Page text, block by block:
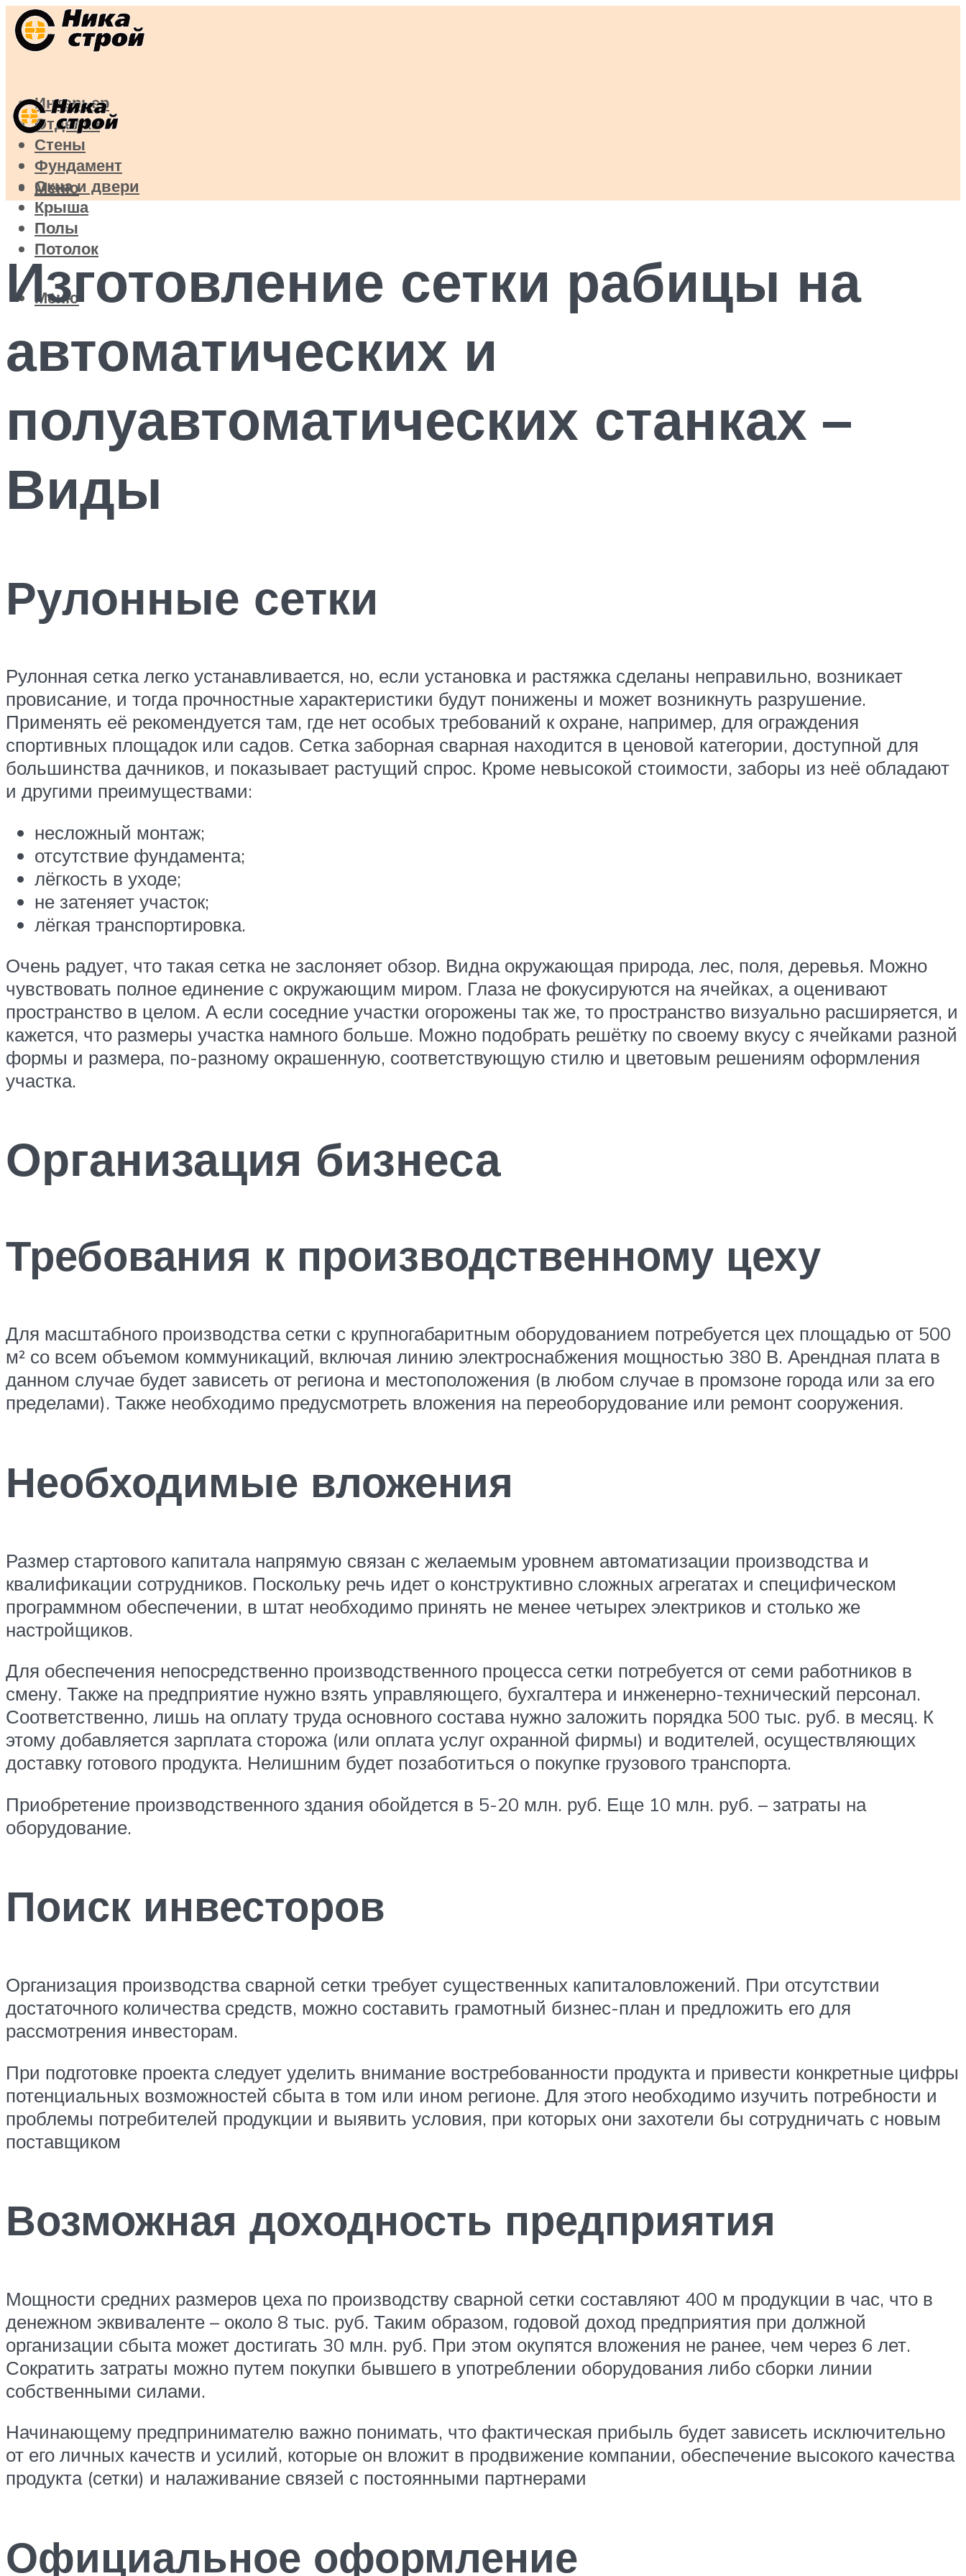
Интерьер
Отделка
Стены
Фундамент
Окна и двери
Крыша
Полы
Потолок
Меню
Меню
Изготовление сетки рабицы на
автоматических и
полуавтоматических станках –
Виды
Рулонные сетки
Рулонная сетка легко устанавливается, но, если установка и растяжка сделаны неправильно, возникает
провисание, и тогда прочностные характеристики будут понижены и может возникнуть разрушение.
Применять её рекомендуется там, где нет особых требований к охране, например, для ограждения
спортивных площадок или садов. Сетка заборная сварная находится в ценовой категории, доступной для
большинства дачников, и показывает растущий спрос. Кроме невысокой стоимости, заборы из неё обладают
и другими преимуществами:
несложный монтаж;
отсутствие фундамента;
лёгкость в уходе;
не затеняет участок;
лёгкая транспортировка.
Очень радует, что такая сетка не заслоняет обзор. Видна окружающая природа, лес, поля, деревья. Можно
чувствовать полное единение с окружающим миром. Глаза не фокусируются на ячейках, а оценивают
пространство в целом. А если соседние участки огорожены так же, то пространство визуально расширяется, и
кажется, что размеры участка намного больше. Можно подобрать решётку по своему вкусу с ячейками разной
формы и размера, по-разному окрашенную, соответствующую стилю и цветовым решениям оформления
участка.
Организация бизнеса
Требования к производственному цеху
Для масштабного производства сетки с крупногабаритным оборудованием потребуется цех площадью от 500
м² со всем объемом коммуникаций, включая линию электроснабжения мощностью 380 В. Арендная плата в
данном случае будет зависеть от региона и местоположения (в любом случае в промзоне города или за его
пределами). Также необходимо предусмотреть вложения на переоборудование или ремонт сооружения.
Необходимые вложения
Размер стартового капитала напрямую связан с желаемым уровнем автоматизации производства и
квалификации сотрудников. Поскольку речь идет о конструктивно сложных агрегатах и специфическом
программном обеспечении, в штат необходимо принять не менее четырех электриков и столько же
настройщиков.
Для обеспечения непосредственно производственного процесса сетки потребуется от семи работников в
смену. Также на предприятие нужно взять управляющего, бухгалтера и инженерно-технический персонал.
Соответственно, лишь на оплату труда основного состава нужно заложить порядка 500 тыс. руб. в месяц. К
этому добавляется зарплата сторожа (или оплата услуг охранной фирмы) и водителей, осуществляющих
доставку готового продукта. Нелишним будет позаботиться о покупке грузового транспорта.
Приобретение производственного здания обойдется в 5-20 млн. руб. Еще 10 млн. руб. – затраты на
оборудование.
Поиск инвесторов
Организация производства сварной сетки требует существенных капиталовложений. При отсутствии
достаточного количества средств, можно составить грамотный бизнес-план и предложить его для
рассмотрения инвесторам.
При подготовке проекта следует уделить внимание востребованности продукта и привести конкретные цифры
потенциальных возможностей сбыта в том или ином регионе. Для этого необходимо изучить потребности и
проблемы потребителей продукции и выявить условия, при которых они захотели бы сотрудничать с новым
поставщиком
Возможная доходность предприятия
Мощности средних размеров цеха по производству сварной сетки составляют 400 м продукции в час, что в
денежном эквиваленте – около 8 тыс. руб. Таким образом, годовой доход предприятия при должной
организации сбыта может достигать 30 млн. руб. При этом окупятся вложения не ранее, чем через 6 лет.
Сократить затраты можно путем покупки бывшего в употреблении оборудования либо сборки линии
собственными силами.
Начинающему предпринимателю важно понимать, что фактическая прибыль будет зависеть исключительно
от его личных качеств и усилий, которые он вложит в продвижение компании, обеспечение высокого качества
продукта (сетки) и налаживание связей с постоянными партнерами
Официальное оформление